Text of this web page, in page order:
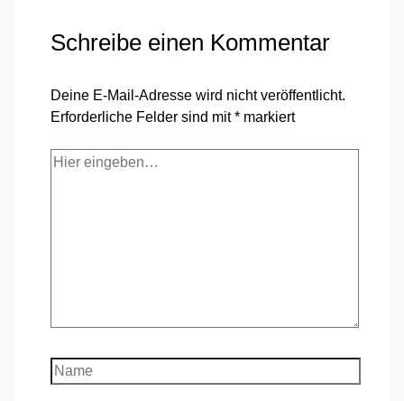
Schreibe einen Kommentar
Deine E-Mail-Adresse wird nicht veröffentlicht.
Erforderliche Felder sind mit* markiert
Hier
Name